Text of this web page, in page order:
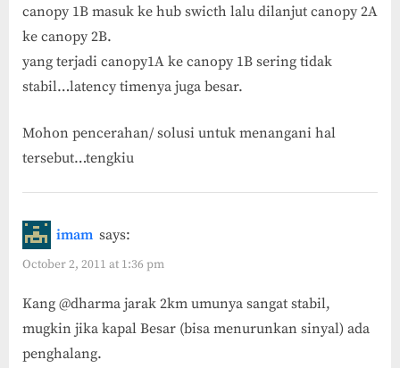
canopy 1B masuk ke hub swicth lalu dilanjut canopy 2A
ke canopy 2B.
yang terjadi canopy1A ke canopy 1B sering tidak
stabil…latency timenya juga besar.
Mohon pencerahan/ solusi untuk menangani hal
tersebut…tengkiu
imam says:
October 2, 2011 at 1:36 pm
Kang @dharma jarak 2km umunya sangat stabil,
mugkin jika kapal Besar (bisa menurunkan sinyal) ada
penghalang.